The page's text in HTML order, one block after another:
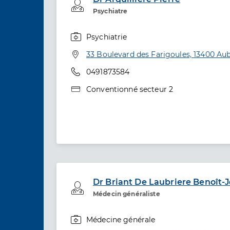
Psychiatre
Professionel de santé
Psychiatrie
Adresse
33 Boulevard des Farigoules, 13400
Téléphone
0491873584
Type de convention
Conventionné secteur 2
Dr Briant De Laubriere Benoît-
Médecin généraliste
Professionel de santé
Médecine générale